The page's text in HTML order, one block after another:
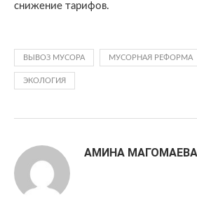
снижение тарифов.
ВЫВОЗ МУСОРА МУСОРНАЯ РЕФОРМА
ЭКОЛОГИЯ
АМИНА МАГОМАЕВА